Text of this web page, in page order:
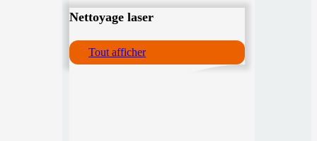
Nettoyage laser
Tout afficher